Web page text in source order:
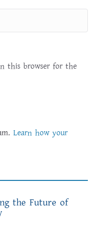
this browser for the
Learn how your
the Future of